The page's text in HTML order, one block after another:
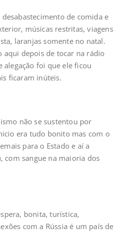
de comida e
músicas restritas, viagens
laranjas somente no natal.
aqui depois de tocar na rádio
alegação foi que ele ficou
ficaram inúteis.
não se sustentou por
era tudo bonito mas com o
para o Estado e aí a
com sangue na maioria dos
bonita, turística,
com a Rússia é um país de